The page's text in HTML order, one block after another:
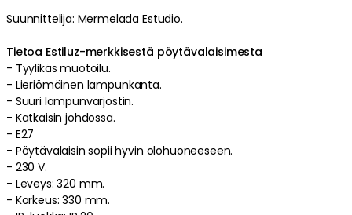
Suunnittelija: Mermelada Estudio.
Tietoa Estiluz-merkkisestä pöytävalaisimesta
- Tyylikäs muotoilu.
- Lieriömäinen lampunkanta.
- Suuri lampunvarjostin.
- Katkaisin johdossa.
- E27
- Pöytävalaisin sopii hyvin olohuoneeseen.
- 230 V.
- Leveys: 320 mm.
- Korkeus: 330 mm.